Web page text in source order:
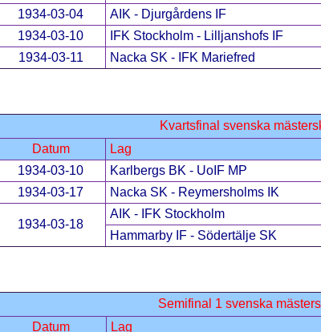
1934-03-04 AIK - Djurgårdens IF
1934-03-10 IFK Stockholm - Lilljanshofs IF
1934-03-11 Nacka SK - IFK Mariefred
Kvartsfinal svenska
Datum Lag
1934-03-10 Karlbergs BK - UoIF MP
1934-03-17 Nacka SK - Reymersholms IK
1934-03-18
AIK - IFK Stockholm
Hammarby IF - Södertälje SK
Semifinal 1 svenska
Datum Lag